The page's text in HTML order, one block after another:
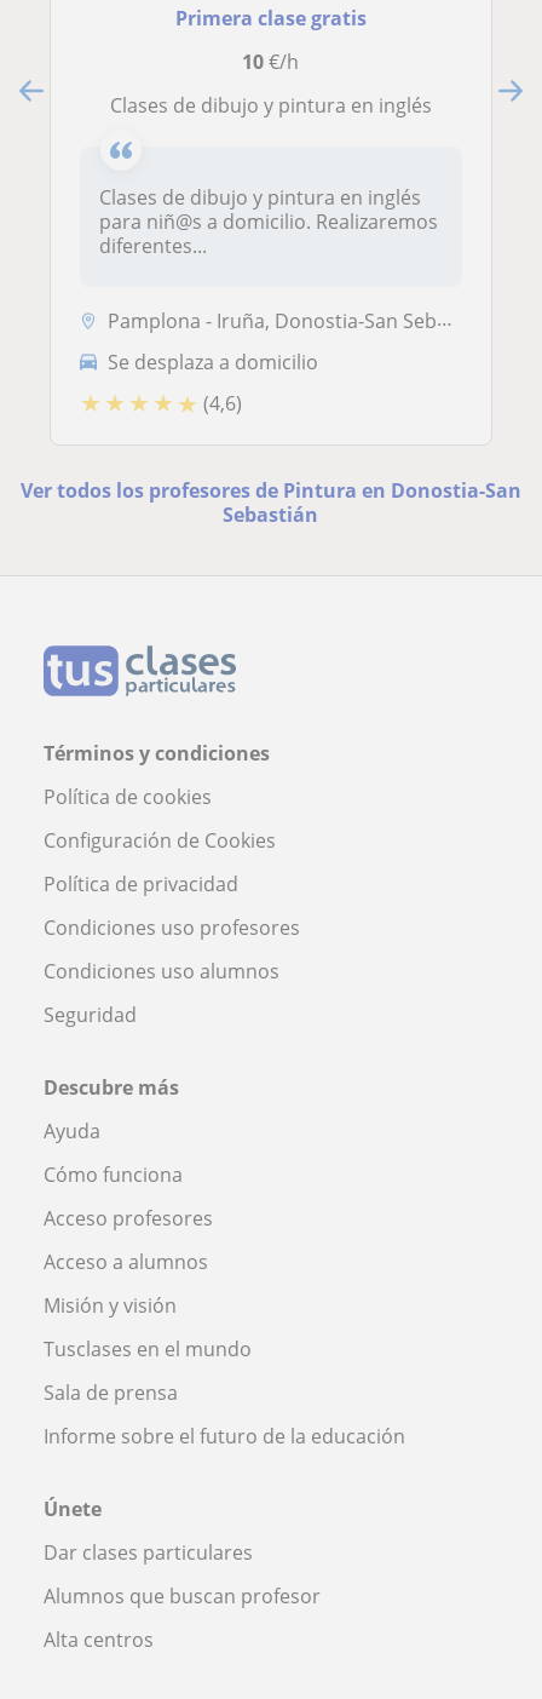
Primera clase gratis
10€/h
Clases de dibujo y pintura en inglés
Clases de dibujo y pintura en inglés
para niñ@s a domicilio. Realizaremos
diferentes...
Pamplona - Iruña, Donostia-San Sebastián
Se desplaza a domicilio
★ ★ ★ ★ ★ (4,6)
Ver todos los profesores de Pintura en Donostia-San
Sebastián
Términos y condiciones
Política de cookies
Configuración de Cookies
Política de privacidad
Condiciones uso profesores
Condiciones uso alumnos
Seguridad
Descubre más
Ayuda
Cómo funciona
Acceso profesores
Acceso a alumnos
Misión y visión
Tusclases en el mundo
Sala de prensa
Informe sobre el futuro de la educación
Únete
Dar clases particulares
Alumnos que buscan profesor
Alta centros